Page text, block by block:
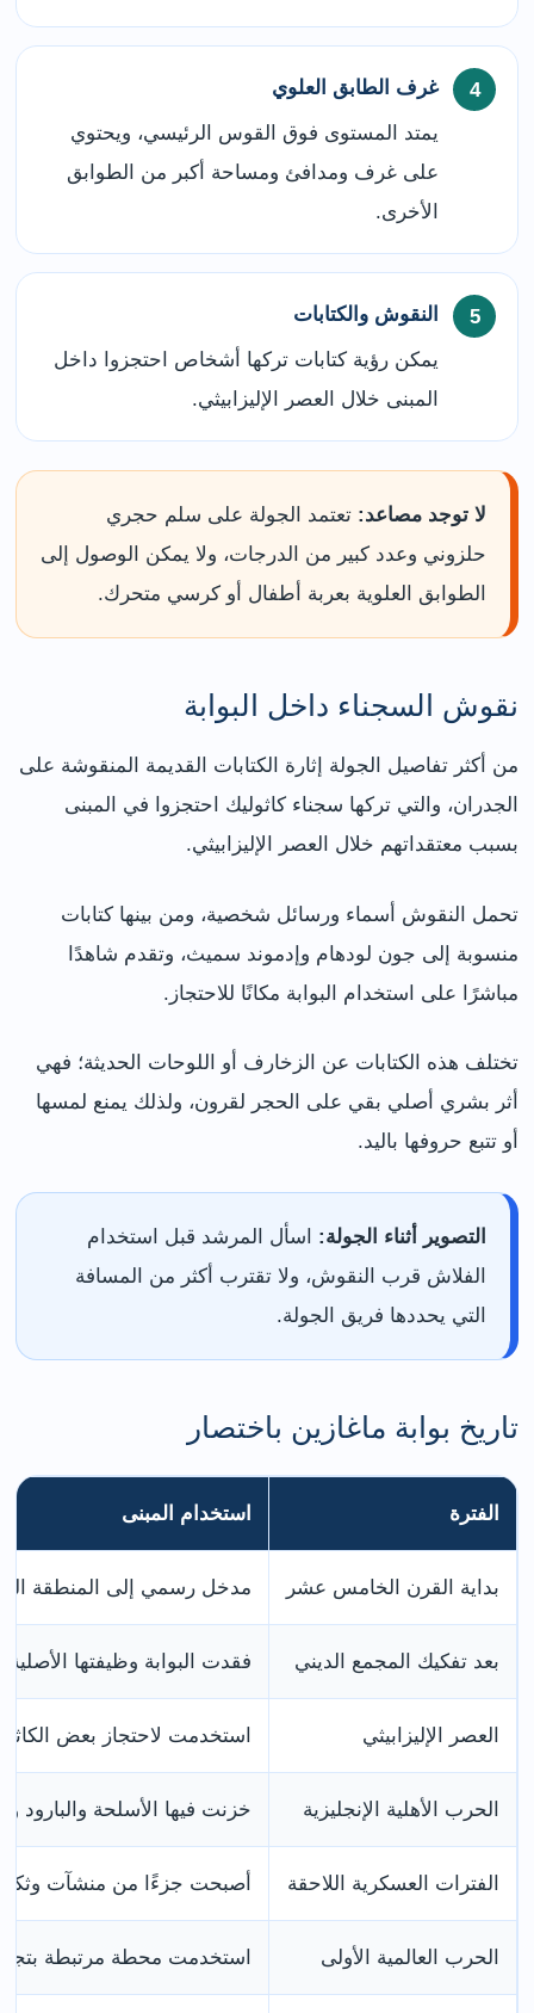
غرف الطابق العلوي
يمتد المستوى فوق القوس الرئيسي، ويحتوي
على غرف ومدافئ ومساحة أكبر من الطوابق
الأخرى.
النقوش والكتابات
يمكن رؤية كتابات تركها أشخاص احتجزوا داخل
المبنى خلال العصر الإليزابيثي.
لا توجد مصاعد: تعتمد الجولة على سلم حجري
حلزوني وعدد كبير من الدرجات، ولا يمكن الوصول إلى
الطوابق العلوية بعربة أطفال أو كرسي متحرك.
نقوش السجناء داخل البوابة
من أكثر تفاصيل الجولة إثارة الكتابات القديمة المنقوشة على
الجدران، والتي تركها سجناء كاثوليك احتجزوا في المبنى
بسبب معتقداتهم خلال العصر الإليزابيثي.
تحمل النقوش أسماء ورسائل شخصية، ومن بينها كتابات
منسوبة إلى جون لودهام وإدموند سميث، وتقدم شاهدًا
مباشرًا على استخدام البوابة مكانًا للاحتجاز.
تختلف هذه الكتابات عن الزخارف أو اللوحات الحديثة؛ فهي
أثر بشري أصلي بقي على الحجر لقرون، ولذلك يمنع لمسها
أو تتبع حروفها باليد.
التصوير أثناء الجولة: اسأل المرشد قبل استخدام
الفلاش قرب النقوش، ولا تقترب أكثر من المسافة
التي يحددها فريق الجولة.
تاريخ بوابة ماغازين باختصار
الفترة استخدام المبنى
بداية القرن الخامس عشر مدخل رسمي إلى المنطقة
بعد تفكيك المجمع الديني فقدت البوابة وظيفتها
العصر الإليزابيثي استخدمت لاحتجاز بعض
الحرب الأهلية الإنجليزية خزنت فيها الأسلحة والبارود
الفترات العسكرية اللاحقة أصبحت جزءًا من منشآت
الحرب العالمية الأولى استخدمت محطة مرتبطة